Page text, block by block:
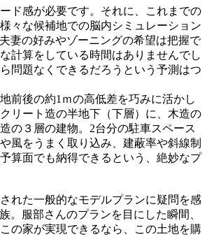
ド感が必要です。それに、これまでの
々な候補地での脳内シミュレーション
妻の好みやゾーニングの希望は把握で
計算をしている時間はありませんでし
問題なくできるだろうという予測はつ
前後の約1ｍの高低差を巧みに活かし
リート造の半地下（下層）に、木造の
の３層の建物。2台分の駐車スペース
風をうまく取り込み、建蔽率や斜線制
算面でも納得できるという、絶妙なプ
れた一般的なモデルプランに疑問を感
。服部さんのプランを目にした瞬間、
の家が実現できるなら、この土地を購